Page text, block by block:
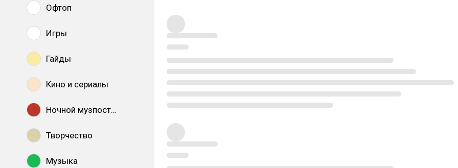
Офтоп
Игры
Гайды
Кино и сериалы
Ночной музпостинг
Творчество
Музыка